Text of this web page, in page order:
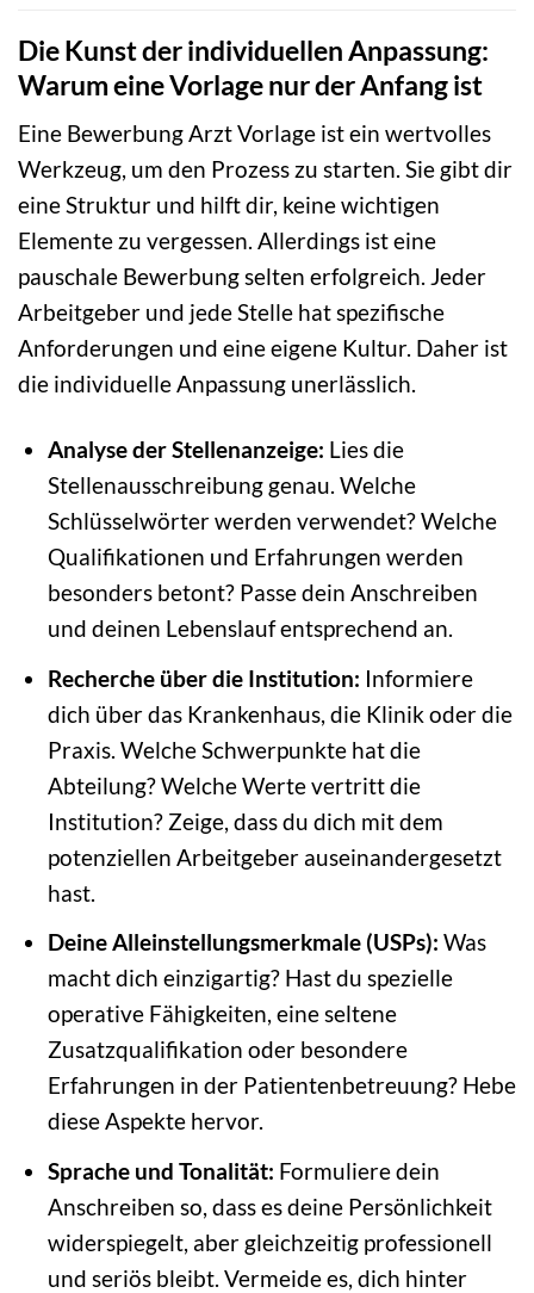
Die Kunst der individuellen Anpassung:
Warum eine Vorlage nur der Anfang ist
Eine Bewerbung Arzt Vorlage ist ein wertvolles
Werkzeug, um den Prozess zu starten. Sie gibt dir
eine Struktur und hilft dir, keine wichtigen
Elemente zu vergessen. Allerdings ist eine
pauschale Bewerbung selten erfolgreich. Jeder
Arbeitgeber und jede Stelle hat spezifische
Anforderungen und eine eigene Kultur. Daher ist
die individuelle Anpassung unerlässlich.
Analyse der Stellenanzeige: Lies die
Stellenausschreibung genau. Welche
Schlüsselwörter werden verwendet? Welche
Qualifikationen und Erfahrungen werden
besonders betont? Passe dein Anschreiben
und deinen Lebenslauf entsprechend an.
Recherche über die Institution: Informiere
dich über das Krankenhaus, die Klinik oder die
Praxis. Welche Schwerpunkte hat die
Abteilung? Welche Werte vertritt die
Institution? Zeige, dass du dich mit dem
potenziellen Arbeitgeber auseinandergesetzt
hast.
Deine Alleinstellungsmerkmale (USPs): Was
macht dich einzigartig? Hast du spezielle
operative Fähigkeiten, eine seltene
Zusatzqualifikation oder besondere
Erfahrungen in der Patientenbetreuung? Hebe
diese Aspekte hervor.
Sprache und Tonalität: Formuliere dein
Anschreiben so, dass es deine Persönlichkeit
widerspiegelt, aber gleichzeitig professionell
und seriös bleibt. Vermeide es, dich hinter